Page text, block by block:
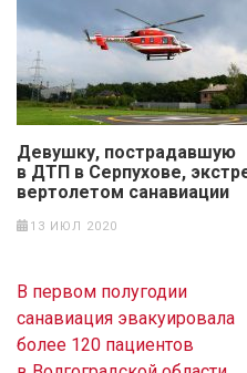
Девушку, пострадавшую
в ДТП в Серпухове,
вертолетом санавиации
13 ИЮЛ 2020
Навигация
по
записям
В первом полугодии
санавиация эвакуировала
более 120 пациентов